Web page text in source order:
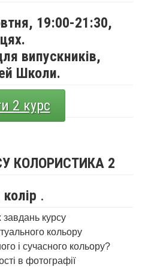
19:00-21:30,
випускників,
Школи.
2 курс
КОЛОРИСТИКА 2
.
курсу
кольору
і сучасного кольору?
в фотографії